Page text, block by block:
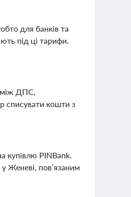
для банків та
під ці тарифи.
між ДПС,
списувати кошти з
купівлю PINBank.
Женеві, пов’язаним